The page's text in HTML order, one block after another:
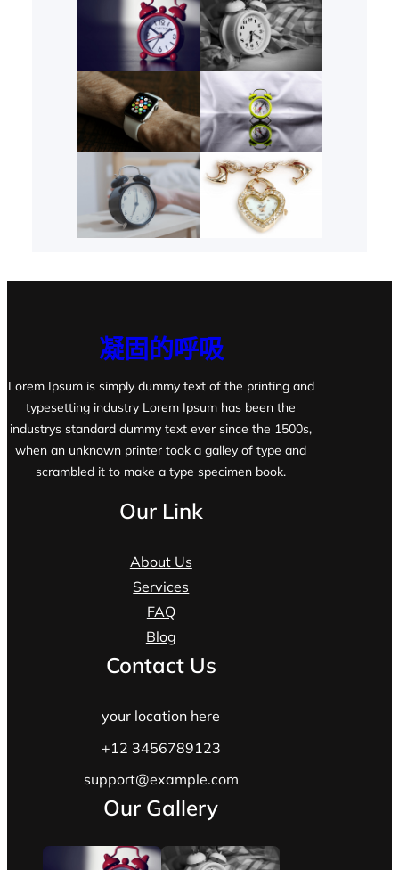
凝固的呼吸
Lorem Ipsum is simply dummy text of the printing and
typesetting industry Lorem Ipsum has been the
industrys standard dummy text ever since the 1500s,
when an unknown printer took a galley of type and
scrambled it to make a type specimen book.
Our Link
About Us
Services
FAQ
Blog
Contact Us
your location here
+12 3456789123
support@example.com
Our Gallery